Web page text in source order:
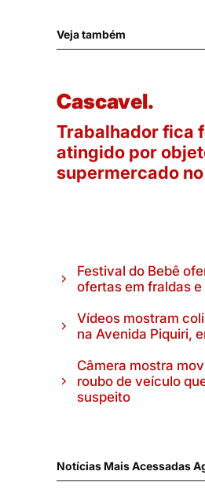
Veja também
Cascavel.
Trabalhador fica
atingido por
supermercado
Festival do Bebê
ofertas em fraldas
Vídeos mostram
na Avenida Piquiri,
Câmera mostra
roubo de veículo
suspeito
Notícias Mais Acessadas